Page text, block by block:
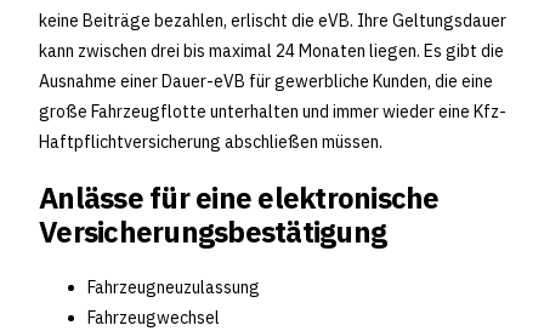
keine Beiträge bezahlen, erlischt die eVB. Ihre Geltungsdauer
kann zwischen drei bis maximal 24 Monaten liegen. Es gibt die
Ausnahme einer Dauer-eVB für gewerbliche Kunden, die eine
große Fahrzeugflotte unterhalten und immer wieder eine Kfz-
Haftpflichtversicherung abschließen müssen.
Anlässe für eine elektronische
Versicherungsbestätigung
Fahrzeugneuzulassung
Fahrzeugwechsel